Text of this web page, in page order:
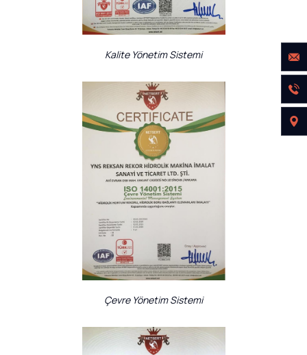
Kalite Yönetim Sistemi
Çevre Yönetim Sistemi